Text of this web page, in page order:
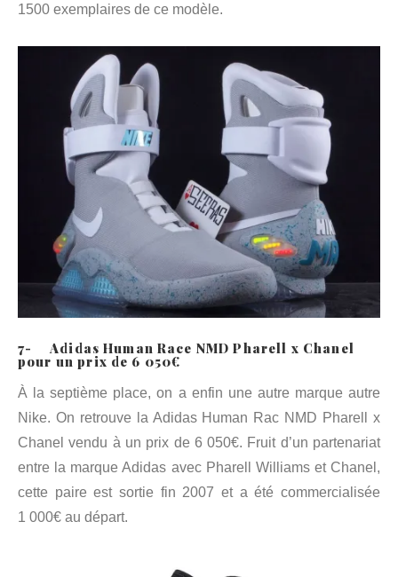
1500 exemplaires de ce modèle.
7- Adidas Human Race NMD Pharell x Chanel
pour un prix de 6 050€
À la septième place, on a enfin une autre marque autre
Nike. On retrouve la Adidas Human Rac NMD Pharell x
Chanel vendu à un prix de 6 050€. Fruit d’un partenariat
entre la marque Adidas avec Pharell Williams et Chanel,
cette paire est sortie fin 2007 et a été commercialisée
1 000€ au départ.